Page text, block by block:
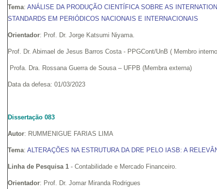
Tema: ANÁLISE DA PRODUÇÃO CIENTÍFICA SOBRE AS
STANDARDS EM PERIÓDICOS NACIONAIS E INTERNACIONAIS
Orientador: Prof. Dr. Jorge Katsumi Niyama.
Prof. Dr. Abimael de Jesus Barros Costa - PPGCont/UnB ( Membro
Profa. Dra. Rossana Guerra de Sousa – UFPB (Membra externa)
Data da defesa: 01/03/2023
Dissertação 083
Autor: RUMMENIGUE FARIAS LIMA
Tema: ALTERAÇÕES NA ESTRUTURA DA DRE PELO IASB: A
Linha de Pesquisa 1 - Contabilidade e Mercado Financeiro.
Orientador: Prof. Dr. Jomar Miranda Rodrigues